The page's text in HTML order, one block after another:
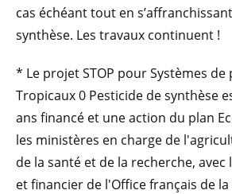
cas échéant tout en
synthèse. Les travaux continuent !
* Le projet STOP pour Systèmes
Tropicaux 0 Pesticide de synthèse
ans financé et une action du plan
les ministères en charge de
de la santé et de la recherche,
et financier de l'Office français de